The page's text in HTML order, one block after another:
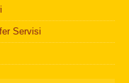
Servisi